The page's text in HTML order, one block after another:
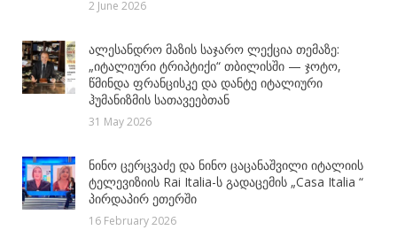
2 June 2026
ალესანდრო მაზის საჯარო ლექცია თემაზე:
„იტალიური ტრიპტიქი“ თბილისში — ჯოტო,
წმინდა ფრანცისკე და დანტე იტალიური
ჰუმანიზმის სათავეებთან
31 May 2026
ნინო ცერცვაძე და ნინო ცაცანაშვილი იტალიის
ტელევიზიის Rai Italia-ს გადაცემის „Casa Italia “
პირდაპირ ეთერში
16 February 2026